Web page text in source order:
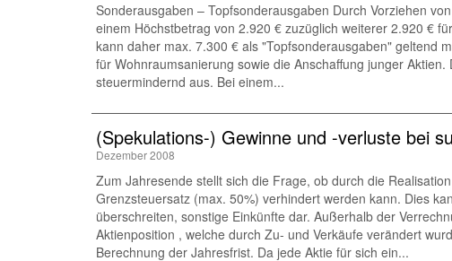
Sonderausgaben – Topfsonderausgaben Durch Vorziehen
einem Höchstbetrag von 2.920 € zuzüglich weiterer 2.920 €
kann daher max. 7.300 € als "Topfsonderausgaben" geltend
für Wohnraumsanierung sowie die Anschaffung junger
steuermindernd aus. Bei einem...
(Spekulations-) Gewinne und -verluste bei
Dezember 2008
Zum Jahresende stellt sich die Frage, ob durch die
Grenzsteuersatz (max. 50%) verhindert werden kann. Dies
überschreiten, sonstige Einkünfte dar. Außerhalb der
Aktienposition , welche durch Zu- und Verkäufe verändert
Berechnung der Jahresfrist. Da jede Aktie für sich ein...